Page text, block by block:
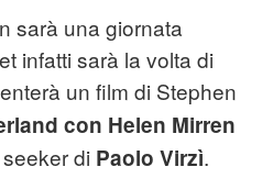
sarà una giornata
infatti sarà la volta di
un film di Stephen
con Helen Mirren
di Paolo Virzì.